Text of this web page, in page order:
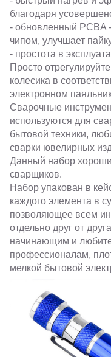
благодаря
- обновленный PCBA
чипом, улучшает
- простота в
Просто
колесика в
электронном
Сварочные
используются для
бытовой техники,
сварки ювелирных
Данный набор
сварщиков.
Набор упакован в
каждого элемента в
позволяющее всем
отдельно друг от
начинающим и
профессионалам,
мелкой бытовой